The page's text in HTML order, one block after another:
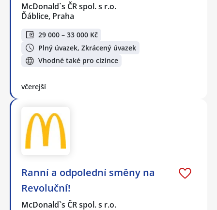
McDonald`s ČR spol. s r.o.
Ďáblice, Praha
29 000 – 33 000 Kč
Plný úvazek, Zkrácený úvazek
Vhodné také pro cizince
včerejší
Ranní a odpolední směny na
Revoluční!
McDonald`s ČR spol. s r.o.